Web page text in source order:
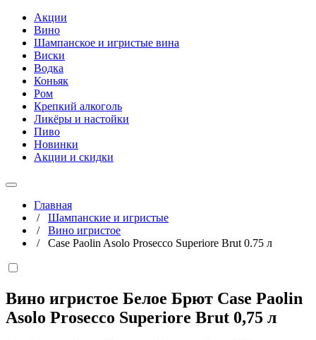
Акции
Вино
Шампанское и игристые вина
Виски
Водка
Коньяк
Ром
Крепкий алкоголь
Ликёры и настойки
Пиво
Новинки
Акции и скидки
Главная
/ Шампанские и игристые
/ Вино игристое
/ Case Paolin Asolo Prosecco Superiore Brut 0.75 л
Вино игристое Белое Брют Case Paolin
Asolo Prosecco Superiore Brut 0,75 л